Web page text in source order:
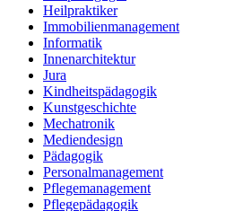
Heilpraktiker
Immobilienmanagement
Informatik
Innenarchitektur
Jura
Kindheitspädagogik
Kunstgeschichte
Mechatronik
Mediendesign
Pädagogik
Personalmanagement
Pflegemanagement
Pflegepädagogik